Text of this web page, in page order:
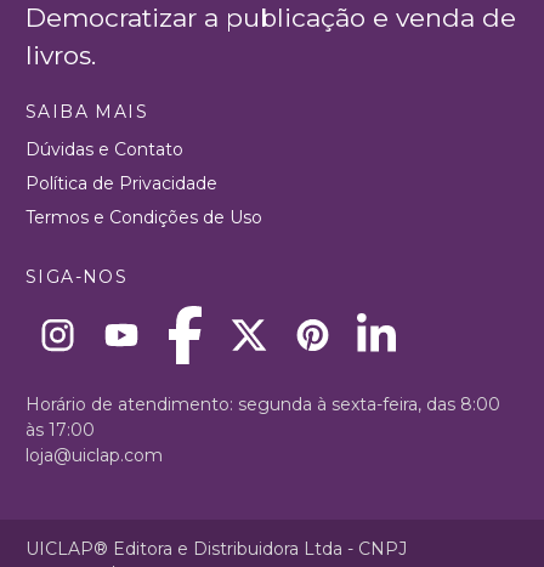
Democratizar a publicação e venda de
livros.
SAIBA MAIS
Dúvidas e Contato
Política de Privacidade
Termos e Condições de Uso
SIGA-NOS
Horário de atendimento: segunda à sexta-feira, das 8:00
às 17:00
loja@uiclap.com
UICLAP® Editora e Distribuidora Ltda - CNPJ